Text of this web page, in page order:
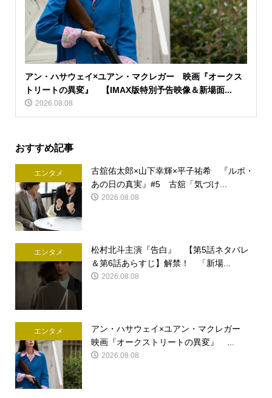
アン・ハサウェイ×ユアン・マクレガー 映画『オークス
トリートの異変』 【IMAX版特別予告映像＆新場面...
2026.08.08
おすすめ記事
エンタメ
古舘佑太郎×山下幸輝×平子祐希 『ルポ・
あの日の真実』#5 古舘「気づけ...
2026.08.08
エンタメ
松村北斗主演『告白』 【第5話ネタバレ
＆第6話あらすじ】解禁！ 「新場...
2026.08.08
エンタメ
アン・ハサウェイ×ユアン・マクレガー
映画『オークストリートの異変』 ...
2026.08.08